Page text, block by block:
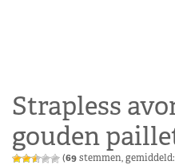
Strapless
gouden
(69stemmen, gemiddeld: